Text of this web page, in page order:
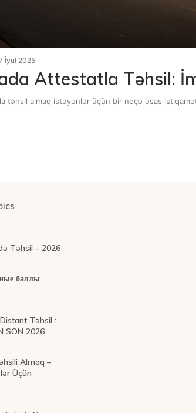
İyul 2025
Attestatla Təhsil:
təhsil almaq istəyənlər üçün bir neçə əsas
Təhsil – 2026
баллы
Təhsil :
SON 2026
Almaq –
Üçün